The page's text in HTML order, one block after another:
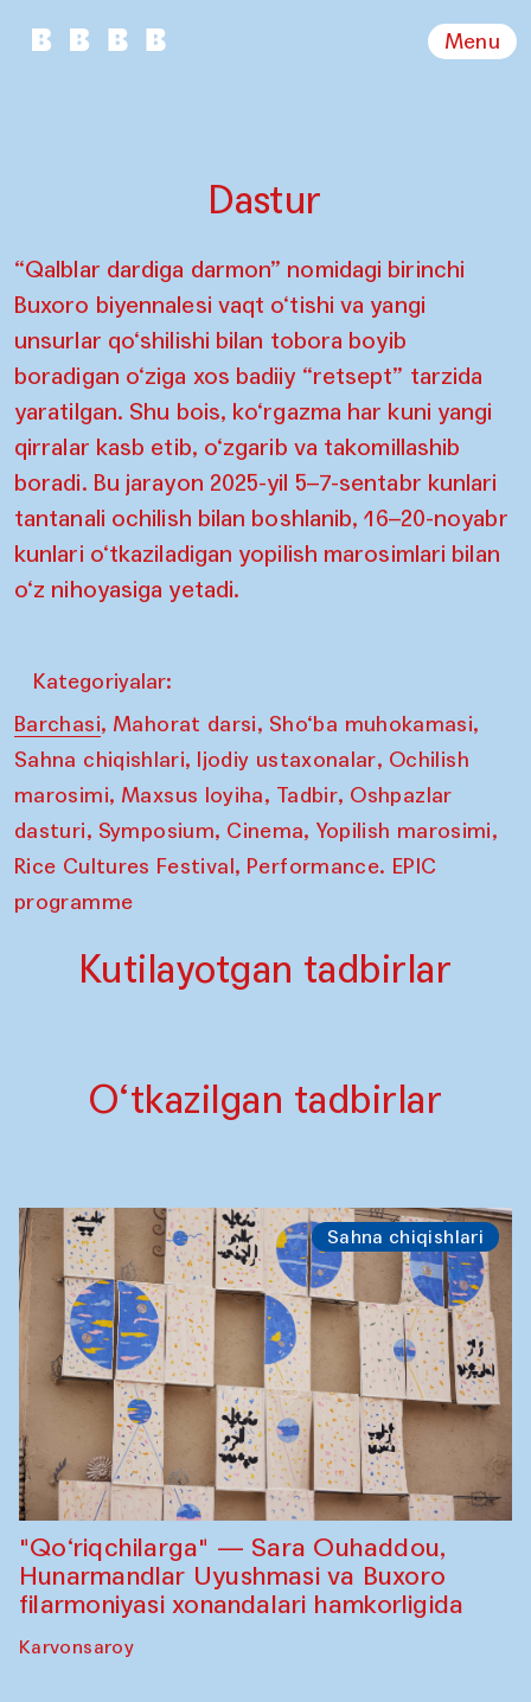
Menu
Dastur
“Qalblar dardiga darmon” nomidagi birinchi
Buxoro biyennalesi vaqt o‘tishi va yangi
unsurlar qo‘shilishi bilan tobora boyib
boradigan o‘ziga xos badiiy “retsept” tarzida
yaratilgan. Shu bois, ko‘rgazma har kuni yangi
qirralar kasb etib, o‘zgarib va takomillashib
boradi. Bu jarayon 2025-yil 5–7-sentabr kunlari
tantanali ochilish bilan boshlanib, 16–20-noyabr
kunlari o‘tkaziladigan yopilish marosimlari bilan
o‘z nihoyasiga yetadi.
Kategoriyalar:
Barchasi, Mahorat darsi, Sho‘ba muhokamasi,
Sahna chiqishlari, Ijodiy ustaxonalar, Ochilish
marosimi, Maxsus loyiha, Tadbir, Oshpazlar
dasturi, Symposium, Cinema, Yopilish marosimi,
Rice Cultures Festival, Performance. EPIC
programme
Kutilayotgan tadbirlar
O‘tkazilgan tadbirlar
Sahna chiqishlari
"Qo‘riqchilarga" — Sara Ouhaddou,
Hunarmandlar Uyushmasi va Buxoro
filarmoniyasi xonandalari hamkorligida
Karvonsaroy